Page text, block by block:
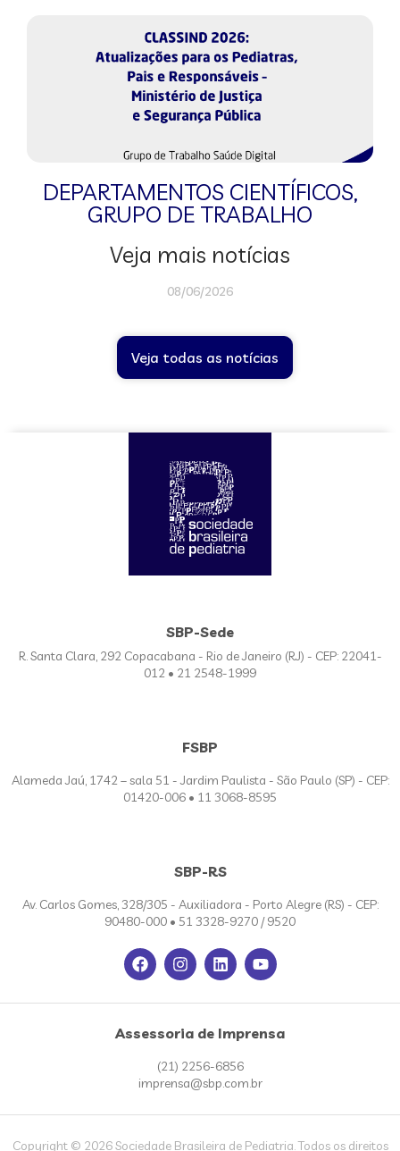
DEPARTAMENTOS CIENTÍFICOS,
GRUPO DE TRABALHO
Veja mais notícias
08/06/2026
Veja todas as notícias
SBP-Sede
R. Santa Clara, 292 Copacabana - Rio de Janeiro (RJ) - CEP: 22041-
012 • 21 2548-1999
FSBP
Alameda Jaú, 1742 – sala 51 - Jardim Paulista - São Paulo (SP) - CEP:
01420-006 • 11 3068-8595
SBP-RS
Av. Carlos Gomes, 328/305 - Auxiliadora - Porto Alegre (RS) - CEP:
90480-000 • 51 3328-9270 / 9520
Assessoria de Imprensa
(21) 2256-6856
imprensa@sbp.com.br
Copyright © 2026 Sociedade Brasileira de Pediatria. Todos os direitos